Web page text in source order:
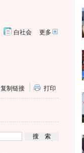
更多开
白社会
复制链接 打印